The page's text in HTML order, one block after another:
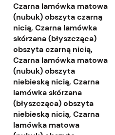
Czarna lamówka matowa
(nubuk) obszyta czarną
nicią, Czarna lamówka
skórzana (błyszcząca)
obszyta czarną nicią,
Czarna lamówka matowa
(nubuk) obszyta
niebieską nicią, Czarna
lamówka skórzana
(błyszcząca) obszyta
niebieską nicią, Czarna
lamówka matowa